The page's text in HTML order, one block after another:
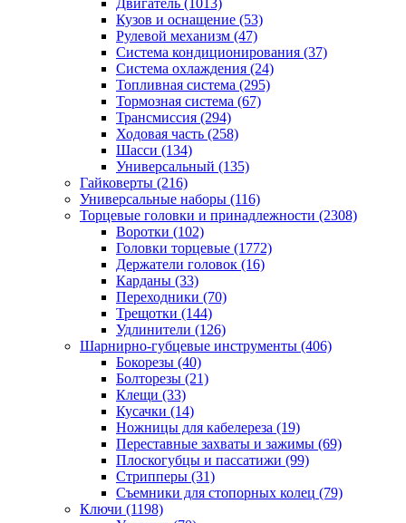
Двигатель (1013)
Кузов и оснащение (53)
Рулевой механизм (47)
Система кондиционирования (37)
Система охлаждения (24)
Топливная система (295)
Тормозная система (67)
Трансмиссия (294)
Ходовая часть (258)
Шасси (134)
Универсальный (135)
Гайковерты (216)
Универсальные наборы (116)
Торцевые головки и принадлежности (2308)
Воротки (102)
Головки торцевые (1772)
Держатели головок (16)
Карданы (33)
Переходники (70)
Трещотки (144)
Удлинители (126)
Шарнирно-губцевые инструменты (406)
Бокорезы (40)
Болторезы (21)
Клещи (33)
Кусачки (14)
Ножницы для кабелереза (19)
Переставные захваты и зажимы (69)
Плоскогубцы и пассатижи (99)
Стрипперы (31)
Съемники для стопорных колец (79)
Ключи (1198)